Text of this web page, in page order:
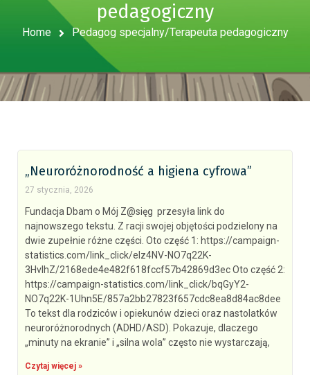
pedagogiczny
Home Pedagog specjalny/Terapeuta pedagogiczny
„Neuroróżnorodność a higiena cyfrowa”
27 stycznia, 2026
Fundacja Dbam o Mój Z@sięg przesyła link do
najnowszego tekstu. Z racji swojej objętości podzielony na
dwie zupełnie różne części. Oto część 1: https://campaign-
statistics.com/link_click/elz4NV-NO7q22K-
3HvIhZ/2168ede4e482f618fccf57b42869d3ec Oto część 2:
https://campaign-statistics.com/link_click/bqGyY2-
NO7q22K-1Uhn5E/857a2bb27823f657cdc8ea8d84ac8dee
To tekst dla rodziców i opiekunów dzieci oraz nastolatków
neuroróżnorodnych (ADHD/ASD). Pokazuje, dlaczego
„minuty na ekranie” i „silna wola” często nie wystarczają,
Czytaj więcej »